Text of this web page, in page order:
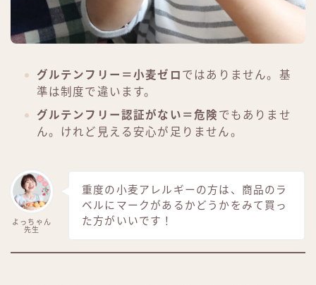
グルテンフリー＝小麦ゼロ ではありません。基
準は制度で違います。
グルテンフリー認証がない＝危険 でもありませ
ん。けれど見える安心が足りません。
よっちゃん
先生
重度の小麦アレルギーの方は、商品のラ
ベルにマークがあるかどうかをみて買っ
た方がいいです！